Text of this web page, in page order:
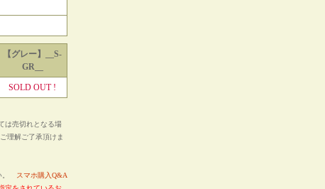
【グレー】__S-
GR__
SOLD OUT !
は売切れとなる場
理解ご了承頂けま
。
スマホ購入Q&A